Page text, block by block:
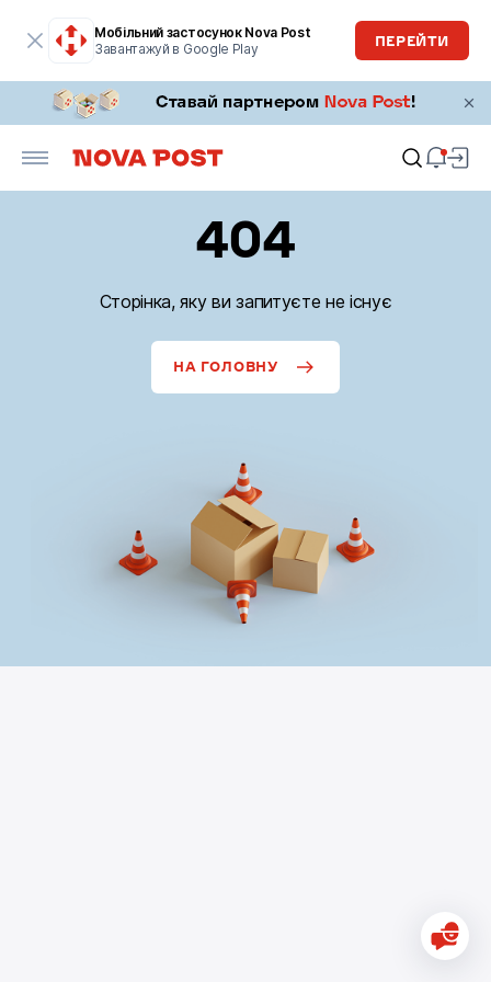
Мобільний застосунок Nova Post
Завантажуй в Google Play
ПЕРЕЙТИ
404
Сторінка, яку ви запитуєте не існує
НА ГОЛОВНУ